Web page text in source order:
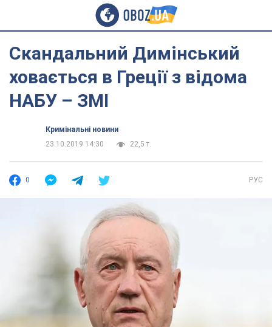
Скандальний Димінський
ховається в Греції з відома
НАБУ – ЗМІ
Кримінальні новини
23.10.2019 14:30
22,5 т.
0 РУС